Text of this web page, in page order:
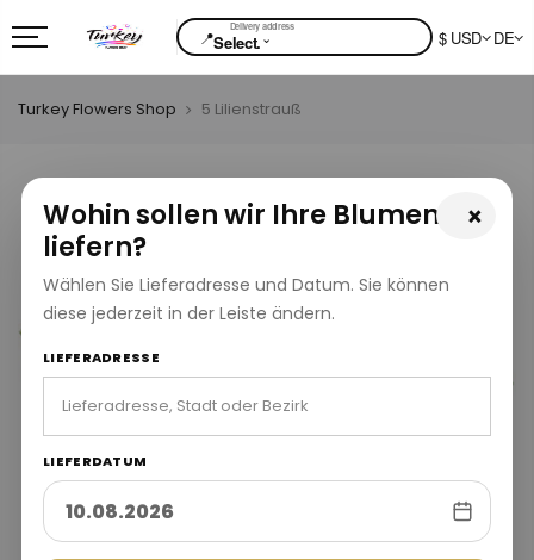
📍Select.⌄ $ USD DE
×
Wohin sollen wir Ihre Blumen
liefern?
Wählen Sie Lieferadresse und Datum. Sie können
diese jederzeit in der Leiste ändern.
LIEFERADRESSE
LIEFERDATUM
Turkey Flowers Shop 5 Lilienstrauß